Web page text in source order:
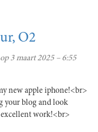
O2
op 3 maart 2025 – 6:55
new apple iphone!<br>
your blog and look
work!<br>